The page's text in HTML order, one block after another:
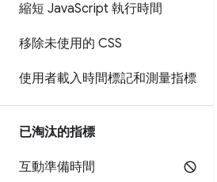
縮短 JavaScript 執行時間
移除未使用的 CSS
使用者載入時間標記和測量指標
已淘汰的指標
互動準備時間